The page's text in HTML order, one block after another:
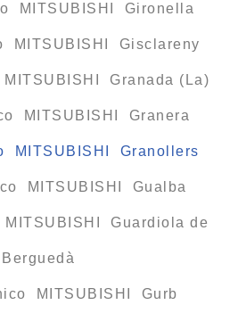
MITSUBISHI Gironella
MITSUBISHI Gisclareny
Granada (La)
MITSUBISHI Granera
MITSUBISHI Granollers
MITSUBISHI Gualba
Guardiola de
Berguedà
MITSUBISHI Gurb